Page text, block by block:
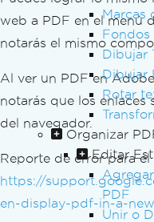
Marcas
Fondos
Dibujar
Dibujar
Rotar
Organizar
Editar
PDF
Unir o
web a PDF en el menú
notarás el mismo
Al ver un PDF en
notarás que los enlaces
del navegador.
Reporte de error para
https://
en-display-pdf-in-a-